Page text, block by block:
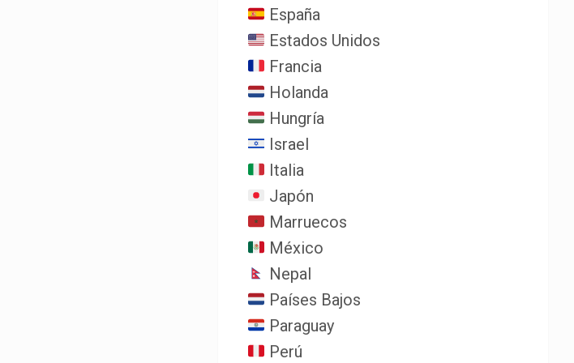
España
Estados Unidos
Francia
Holanda
Hungría
Israel
Italia
Japón
Marruecos
México
Nepal
Países Bajos
Paraguay
Perú